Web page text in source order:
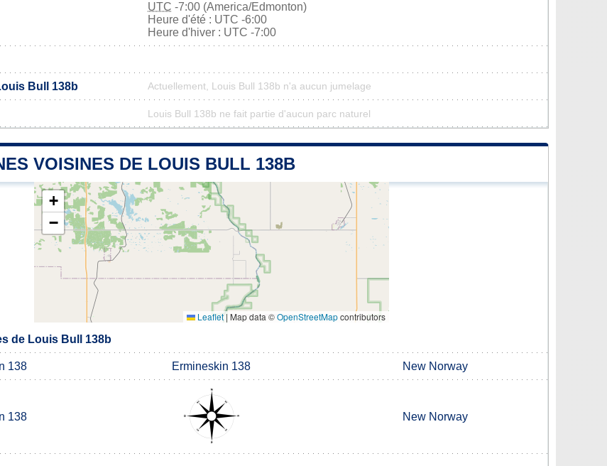
UTC -7:00 (America/Edmonton)
Heure d'été : UTC -6:00
Heure d'hiver : UTC -7:00
Bull 138b Actuellement, Louis Bull 138b n'a aucun jumelage
Louis Bull 138b ne fait partie d'aucun parc naturel
VOISINES DE LOUIS BULL 138B
+
−
Leaflet | Map data ©OpenStreetMapcontributors
de Louis Bull 138b
138 Ermineskin 138 New Norway
138 New Norway